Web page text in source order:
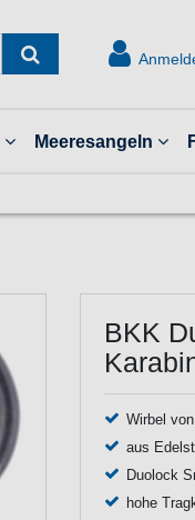
Meeresangeln
BKK
Wirbel
aus
Duolock
hohe